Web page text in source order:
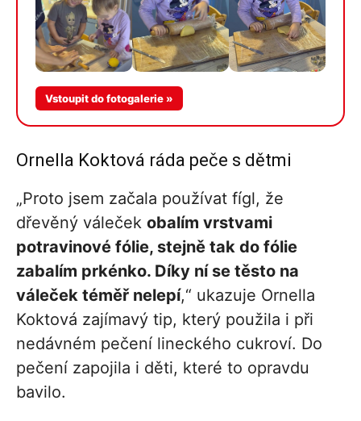
Vstoupit do fotogalerie »
Ornella Koktová ráda peče s dětmi
„Proto jsem začala používat fígl, že
dřevěný váleček obalím vrstvami
potravinové fólie, stejně tak do fólie
zabalím prkénko. Díky ní se těsto na
váleček téměř nelepí,“ ukazuje Ornella
Koktová zajímavý tip, který použila i při
nedávném pečení lineckého cukroví. Do
pečení zapojila i děti, které to opravdu
bavilo.